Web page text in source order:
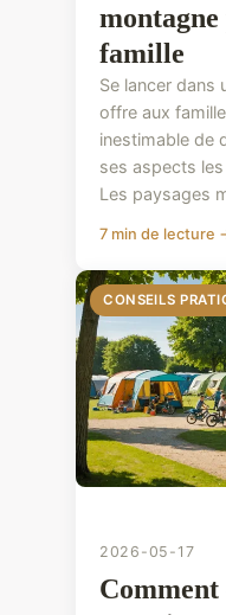
famille
Se lancer dans
offre aux
inestimable de
ses aspects
Les paysages
7 min de lecture
CONSEILS
2026-05-17